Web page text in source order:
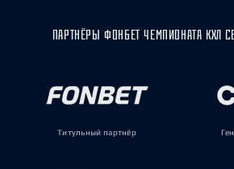
ПАРТНЁРЫ ФОНБЕТ ЧЕМПИОНАТА КХЛ
Титульный партнёр